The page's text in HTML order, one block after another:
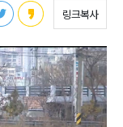
링크복사